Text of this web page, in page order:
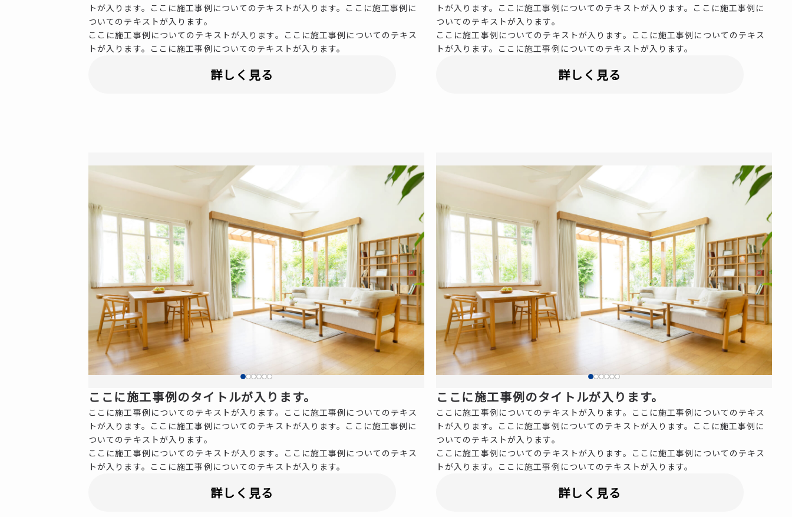
トが入ります。ここに施工事例についてのテキストが入ります。ここに施工事例に
ついてのテキストが入ります。
ここに施工事例についてのテキストが入ります。ここに施工事例についてのテキス
トが入ります。ここに施工事例についてのテキストが入ります。
詳しく見る
トが入ります。ここに施工事例についてのテキストが入ります。ここに施工事例に
ついてのテキストが入ります。
ここに施工事例についてのテキストが入ります。ここに施工事例についてのテキス
トが入ります。ここに施工事例についてのテキストが入ります。
詳しく見る
ここに施工事例のタイトルが入ります。
ここに施工事例についてのテキストが入ります。ここに施工事例についてのテキス
トが入ります。ここに施工事例についてのテキストが入ります。ここに施工事例に
ついてのテキストが入ります。
ここに施工事例についてのテキストが入ります。ここに施工事例についてのテキス
トが入ります。ここに施工事例についてのテキストが入ります。
詳しく見る
ここに施工事例のタイトルが入ります。
ここに施工事例についてのテキストが入ります。ここに施工事例についてのテキス
トが入ります。ここに施工事例についてのテキストが入ります。ここに施工事例に
ついてのテキストが入ります。
ここに施工事例についてのテキストが入ります。ここに施工事例についてのテキス
トが入ります。ここに施工事例についてのテキストが入ります。
詳しく見る